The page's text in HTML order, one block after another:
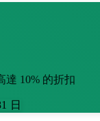
達 10% 的折扣
日